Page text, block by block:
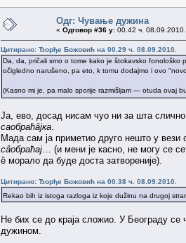
Одг: Чување дужина
« Одговор #36 у: 00.42 ч.
Цитирано: Ђорђе Божовић на 00.29 ч. 08.09.2010.
Da, da, pričali smo o tome kako je štokavsko fonološko
očigledno narušeno, pa eto, k tomu dodajmo i ovo
(Kasno mi je, pa malo sporije razmišljam — otuda ovaj
Ја, ево, досад нисам чуо ни за шта
саобраћȃјка
Мада сам ја приметио друго нешто у
сȃобраћај … (и мени је касно, не могу се
ȇ морало да буде доста затвореније).
Цитирано: Ђорђе Божовић на 00.38 ч. 08.09.2010.
Rekao bih iz istoga razloga iz koje dužinu na drugoj
Не бих се до краја сложио. У Београду се
дужином.